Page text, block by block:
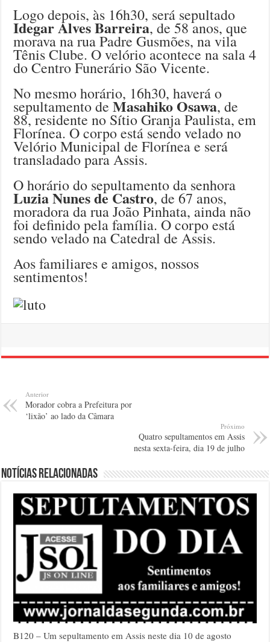
Logo depois, às 16h30, será sepultado
Idegar Alves Barreira, de 58 anos, que
morava na rua Padre Gusmões, na vila
Tênis Clube. O velório acontece na sala 4
do Centro Funerário São Vicente.
No mesmo horário, 16h30, haverá o
sepultamento deMasahiko Osawa, de
88, residente no Sítio Granja Paulista, em
Florínea. O corpo está sendo velado no
Velório Municipal de Florínea e será
transladado para Assis.
O horário do sepultamento da senhora
Luzia Nunes de Castro, de 67 anos,
moradora da rua João Pinhata, ainda não
foi definido pela família. O corpo está
sendo velado na Catedral de Assis.
Aos familiares e amigos, nossos
sentimentos!
Anterior
Morador cobra a Prefeitura por
‘lixão’ ao lado da Câmara
Próximo
Quatro sepultamentos em Assis
nesta sexta-feira, dia 19 de julho
Notícias relacionadas
B120 – Um sepultamento em Assis neste dia 10 de agosto